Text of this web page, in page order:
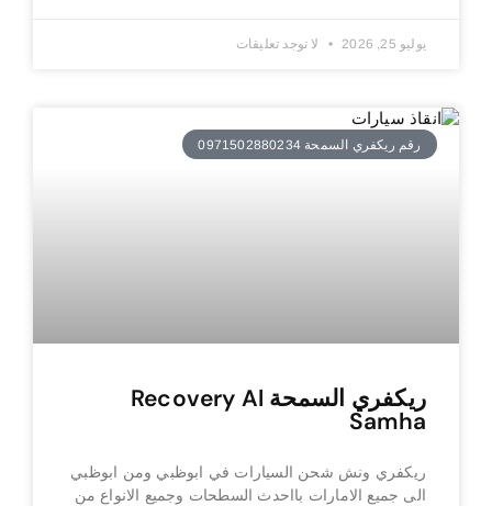
يوليو 25, 2026 لا توجد تعليقات
رقم ريكفري السمحة 0971502880234
ريكفري السمحة Recovery Al
Samha
ريكفري ونش شحن السيارات في ابوظبي ومن ابوظبي
الى جميع الامارات بااحدث السطحات وجميع الانواع من